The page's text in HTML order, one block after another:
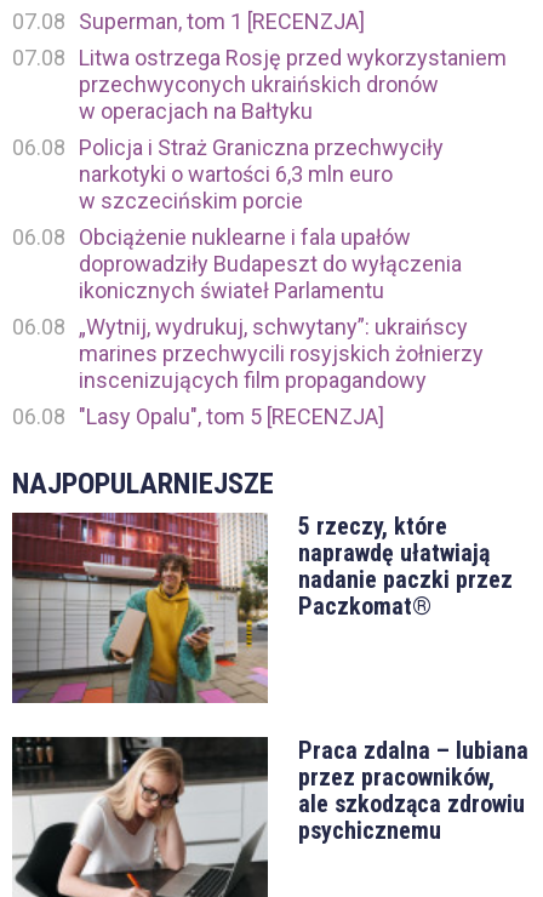
07.08
Superman, tom 1 [RECENZJA]
07.08
Litwa ostrzega Rosję przed wykorzystaniem
przechwyconych ukraińskich dronów
w operacjach na Bałtyku
06.08
Policja i Straż Graniczna przechwyciły
narkotyki o wartości 6,3 mln euro
w szczecińskim porcie
06.08
Obciążenie nuklearne i fala upałów
doprowadziły Budapeszt do wyłączenia
ikonicznych świateł Parlamentu
06.08
„Wytnij, wydrukuj, schwytany”: ukraińscy
marines przechwycili rosyjskich żołnierzy
inscenizujących film propagandowy
06.08
"Lasy Opalu", tom 5 [RECENZJA]
NAJPOPULARNIEJSZE
5 rzeczy, które
naprawdę ułatwiają
nadanie paczki przez
Paczkomat®
Praca zdalna – lubiana
przez pracowników,
ale szkodząca zdrowiu
psychicznemu